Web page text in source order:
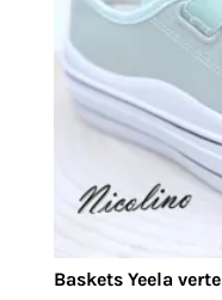
Baskets Yeela verte